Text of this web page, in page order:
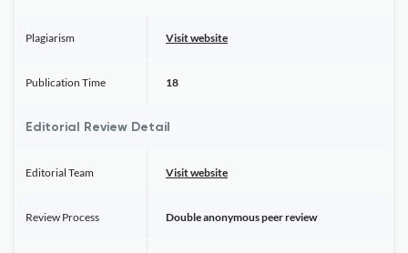
Plagiarism Visit website
Publication Time 18
Editorial Review Detail
Editorial Team Visit website
Review Process Double anonymous peer review